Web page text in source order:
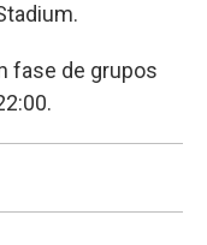
fase de grupos